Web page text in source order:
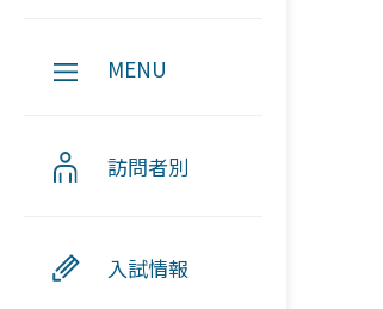
MENU
訪問者別
入試情報